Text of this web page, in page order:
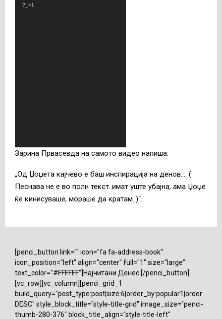
?_=1
Зарина Првасевда на самото видео напиша:
„Oд Џоџета кајчево е баш инспирација на денов…. (
Песнава не е во полн текст..имат уште убајна, ама Џоџе
ќе кинисуваше, мораше да кратам..)“.
[penci_button link="" icon="fa fa-address-book"
icon_position="left" align="center" full="1" size="large"
text_color="#FFFFFF"]Најчитани Денес [/penci_button]
[vc_row][vc_column][penci_grid_1
build_query="post_type:post|size:6|order_by:popular1|order:
DESC" style_block_title="style-title-grid" image_size="penci-
thumb-280-376" block_title_align="style-title-left"